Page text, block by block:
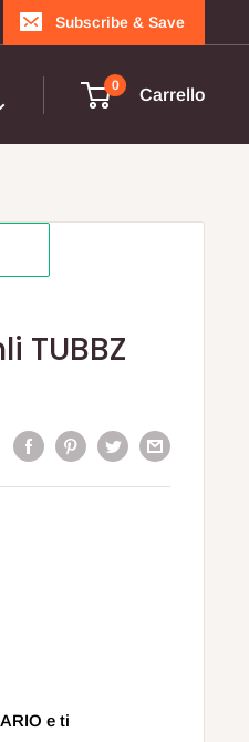
Subscribe & Save
0
Carrello
TUBBZ
e ti